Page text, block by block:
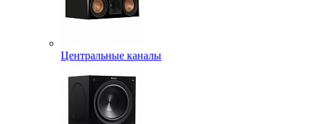
Центральные каналы